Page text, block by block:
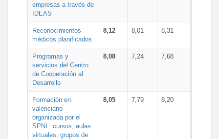
empresas a través de
IDEAS
Reconocimientos
médicos planificados
8,12 8,01 8,31
Programas y
servicios del Centro
de Cooperación al
Desarrollo
8,08 7,24 7,68
Formación en
valenciano
organizada por el
SPNL: cursos, aulas
virtuales, grupos de
8,05 7,79 8,20